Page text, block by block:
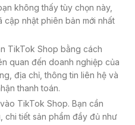
không thấy tùy chọn này,
nhật phiên bản mới nhất
TikTok Shop bằng cách
quan đến doanh nghiệp của
địa chỉ, thông tin liên hệ và
thanh toán.
TikTok Shop. Bạn cần
chi tiết sản phẩm đầy đủ như